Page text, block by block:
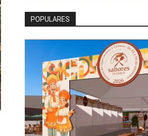
POPULARES